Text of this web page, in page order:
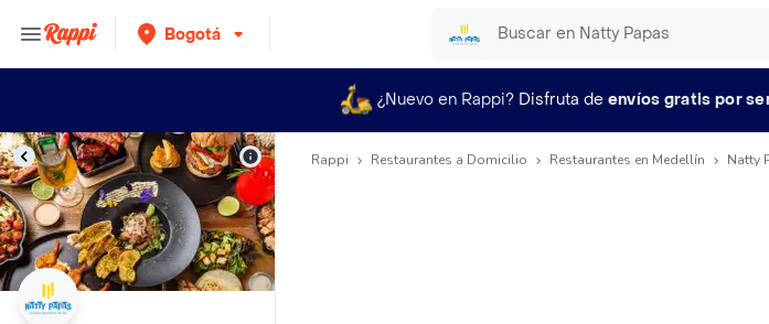
Bogotá
¿Nuevo en Rappi? Disfruta de envíos gratis por
Rappi Restaurantes a Domicilio Restaurantes en Medellín Natty